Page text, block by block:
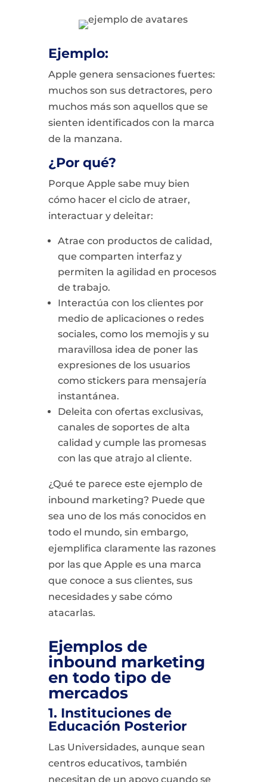
Ejemplo:
Apple genera sensaciones fuertes:
muchos son sus detractores, pero
muchos más son aquellos que se
sienten identificados con la marca
de la manzana.
¿Por qué?
Porque Apple sabe muy bien
cómo hacer el ciclo de atraer,
interactuar y deleitar:
Atrae con productos de calidad,
que comparten interfaz y
permiten la agilidad en procesos
de trabajo.
Interactúa con los clientes por
medio de aplicaciones o redes
sociales, como los memojis y su
maravillosa idea de poner las
expresiones de los usuarios
como stickers para mensajería
instantánea.
Deleita con ofertas exclusivas,
canales de soportes de alta
calidad y cumple las promesas
con las que atrajo al cliente.
¿Qué te parece este ejemplo de
inbound marketing? Puede que
sea uno de los más conocidos en
todo el mundo, sin embargo,
ejemplifica claramente las razones
por las que Apple es una marca
que conoce a sus clientes, sus
necesidades y sabe cómo
atacarlas.
Ejemplos de
inbound marketing
en todo tipo de
mercados
1. Instituciones de
Educación Posterior
Las Universidades, aunque sean
centros educativos, también
necesitan de un apoyo cuando se